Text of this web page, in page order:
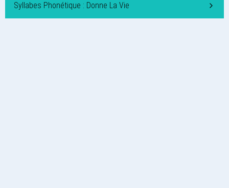
Syllabes Phonétique : Donne La Vie